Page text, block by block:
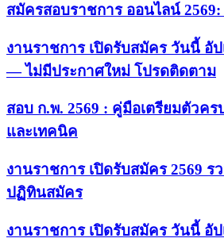
สมัครสอบราชการ ออนไลน์
งานราชการ เปิดรับสมัคร วันนี้ อัป
— ไม่มีประกาศใหม่ โปรดติดตาม
สอบ ก.พ. 2569 : คู่มือเตรียมตัวค
และเทคนิค
งานราชการ เปิดรับสมัคร 2569
ปฏิทินสมัคร
งานราชการ เปิดรับสมัคร วันนี้ อัป